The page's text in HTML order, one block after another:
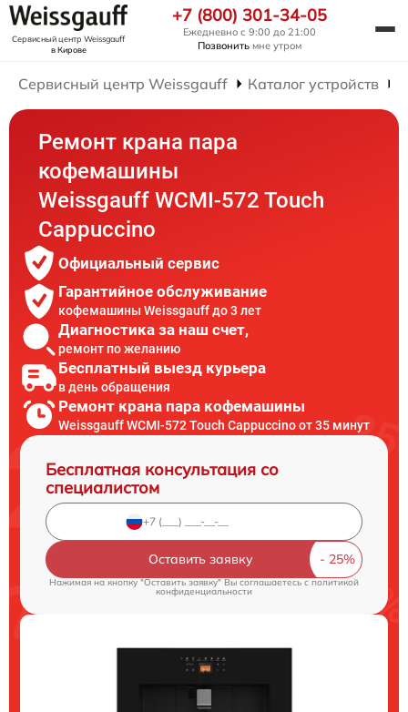
Сервисный центр Weissgauff
в Кирове
+7 (800) 301-34-05
Ежедневно с 9:00 до 21:00
Позвонить мне утром
Сервисный центр Weissgauff Каталог устройств
Ремонт крана пара
кофемашины
Weissgauff WCMI-572 Touch
Cappuccino
Официальный сервис
Гарантийное обслуживание
кофемашины Weissgauff до 3 лет
Диагностика за наш счет,
ремонт по желанию
Бесплатный выезд курьера
в день обращения
Ремонт крана пара кофемашины
Weissgauff WCMI-572 Touch Cappuccino от 35 минут
Бесплатная консультация со
специалистом
Оставить заявку
Нажимая на кнопку "Оставить заявку" Вы соглашаетесь cполитикой
конфиденциальности